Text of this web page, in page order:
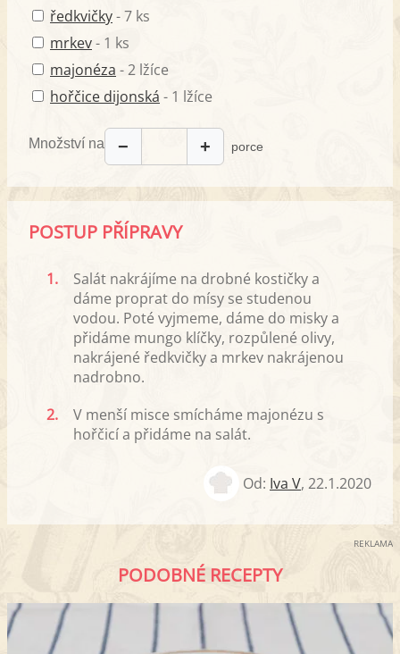
ředkvičky- 7 ks
mrkev- 1 ks
majonéza - 2 lžíce
hořčice dijonská - 1 lžíce
Množství na − + porce
POSTUP PŘÍPRAVY
1.
Salát nakrájíme na drobné kostičky a
dáme proprat do mísy se studenou
vodou. Poté vyjmeme, dáme do misky a
přidáme mungo klíčky, rozpůlené olivy,
nakrájené ředkvičky a mrkev nakrájenou
nadrobno.
2.
V menší misce smícháme majonézu s
hořčicí a přidáme na salát.
Od: Iva V, 22.1.2020
REKLAMA
PODOBNÉ RECEPTY